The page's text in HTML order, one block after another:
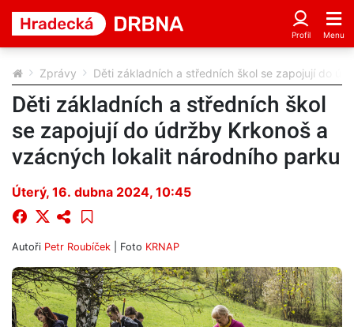
Zprávy Děti základních a středních škol se zapojují do
Děti základních a středních škol
se zapojují do údržby Krkonoš a
vzácných lokalit národního parku
Úterý, 16. dubna 2024, 10:45
Autoři Petr Roubíček | Foto KRNAP